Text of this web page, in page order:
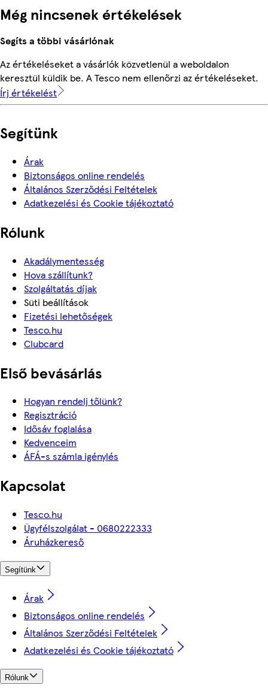
Még nincsenek értékelések
Segíts a többi vásárlónak
Az értékeléseket a vásárlók közvetlenül a weboldalon
keresztül küldik be. A Tesco nem ellenőrzi az értékeléseket.
Írj értékelést
Segítünk
Árak
Biztonságos online rendelés
Általános Szerződési Feltételek
Adatkezelési és Cookie tájékoztató
Rólunk
Akadálymentesség
Hova szállítunk?
Szolgáltatás díjak
Süti beállítások
Fizetési lehetőségek
Tesco.hu
Clubcard
Első bevásárlás
Hogyan rendelj tőlünk?
Regisztráció
Idősáv foglalása
Kedvenceim
ÁFÁ-s számla igénylés
Kapcsolat
Tesco.hu
Ügyfélszolgálat - 0680222333
Áruházkereső
Segítünk
Árak
Biztonságos online rendelés
Általános Szerződési Feltételek
Adatkezelési és Cookie tájékoztató
Rólunk